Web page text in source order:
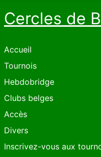
Cercles de
Accueil
Tournois
Hebdobridge
Clubs belges
Accès
Divers
Inscrivez-vous aux